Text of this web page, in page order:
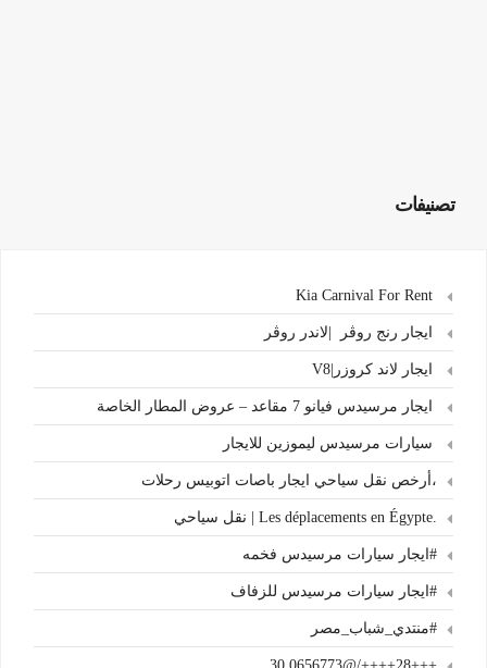
تصنيفات
ايجار رنج روڤر |لاندر روڤر
ايجار لاند كروزر|V8
ايجار مرسيدس فيانو 7 مقاعد – عروض المطار الخاصة
سيارات مرسيدس ليموزين للايجار
،أرخص نقل سياحي ايجار باصات اتوبيس رحلات
.Les déplacements en Égypte | نقل سياحي
#ايجار سيارات مرسيدس فخمه
#ايجار سيارات مرسيدس للزفاف
#منتدي_شباب_مصر